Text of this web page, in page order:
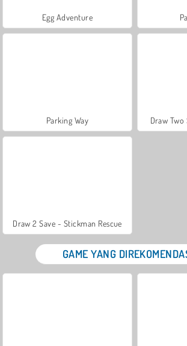
Egg Adventure
Parking Way Draw Two
Draw 2 Save - Stickman Rescue
GAME YANG